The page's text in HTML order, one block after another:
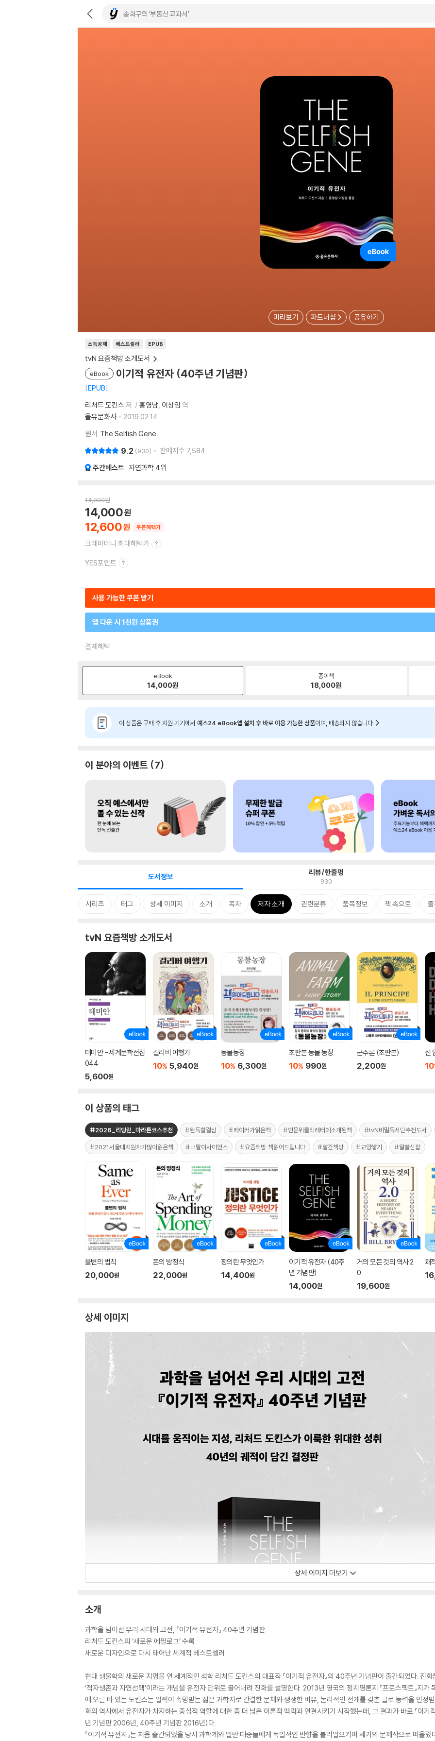
미리보기 파트너샵 공유하기
소득공제 베스트셀러 EPUB
tvN 요즘책방 소개도서
eBook 이기적 유전자 (40주년 기념판)
EPUB
리처드 도킨스 저 홍영남 이상임 역
을유문화사
2019.02.14.
원서 The Selfish Gene
9.2 930 판매지수 7,584
주간베스트 자연과학 4위
14,000원
12,600
14,000
쿠폰혜택가
크레마머니 최대혜택가
YES포인트
사용 가능한 쿠폰 받기
앱 다운 시 1천원 상품권
결제혜택
eBook
14,000원
종이책
18,000원
이 상품은 구매 후 지원 기기에서 예스24 eBook앱 설치 후 바로 이용 가능한 상품이며, 배송되지 않습니다.
이 분야의 이벤트 7
도서정보 리뷰/한줄평
930
시리즈 태그 상세 이미지 소개 목차 저자 소개 관련분류 품목정보 책 속으로
tvN 요즘책방 소개도서
데미안 - 세계문학전집
044
5,600원
걸리버 여행기
10% 5,940원
동물농장
10% 6,300원
초판본 동물 농장
10% 990원
군주론 (초판본)
2,200원
신
10
이 상품의 태그
#2026_리딩런_마라톤코스추천 #완독할결심 #페이커가읽은책 #인문위클리레터에소개된책 #tvN비밀독서단추천도서
#2021서울대지원자가많이읽은책 #내말이사이언스 #요즘책방:책읽어드립니다 #빨간책방 #교양쌓기 #알쓸신잡
불변의 법칙
20,000원
돈의 방정식
22,000원
정의란 무엇인가
14,400원
이기적 유전자 (40주
년 기념판)
14,000원
거의 모든 것의 역사 2.
0
19,600원
쾌
상세 이미지
상세 이미지 더보기
소개
과학을 넘어선 우리 시대의 고전, 『이기적 유전자』 40주년 기념판
리처드 도킨스의 ‘새로운 에필로그’ 수록
새로운 디자인으로 다시 태어난 세계적 베스트셀러
현대 생물학의 새로운 지평을 연 세계적인 석학 리처드 도킨스의 대표작 『이기적 유전자』의 40주년 기념판이 출간되었다. 진
‘적자생존과 자연선택’이라는 개념을 유전자 단위로 끌어내려 진화를 설명한다. 2013년 영국의 정치평론지 『프로스펙트』지가
에 오른 바 있는 도킨스는 일찍이 촉망받는 젊은 과학자로 간결한 문체와 생생한 비유, 논리적인 전개를 갖춘 글로 능력을 인정
화의 역사에서 유전자가 차지하는 중심적 역할에 대한 좀 더 넓은 이론적 맥락과 연결시키기 시작했는데, 그 결과가 바로 『이
년 기념판 2006년, 40주년 기념판 2016년)다.
『이기적 유전자』는 처음 출간되었을 당시 과학계와 일반 대중들에게 폭발적인 반향을 불러일으키며 세기의 문제작으로 떠올